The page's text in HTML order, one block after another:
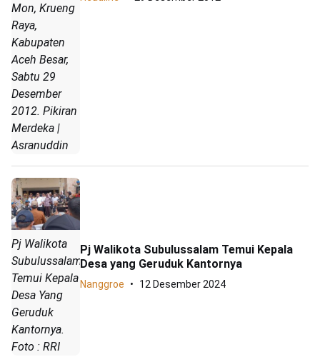
Mon, Krueng
Raya,
Kabupaten
Aceh Besar,
Sabtu 29
Desember
2012. Pikiran
Merdeka |
Asranuddin
Pj Walikota
Subulussalam
Temui Kepala
Desa Yang
Geruduk
Kantornya.
Foto : RRI
Pj Walikota Subulussalam Temui Kepala
Desa yang Geruduk Kantornya
Nanggroe 12 Desember 2024